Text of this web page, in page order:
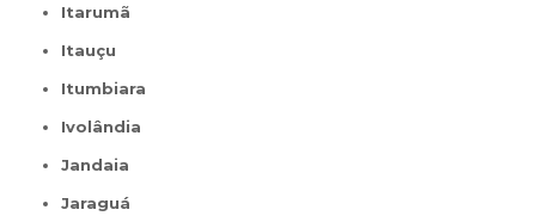
Itarumã
Itauçu
Itumbiara
Ivolândia
Jandaia
Jaraguá